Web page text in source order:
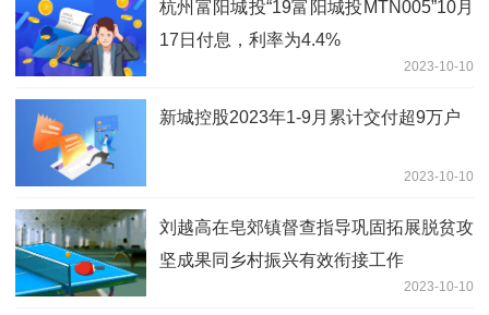
杭州富阳城投“19富阳城投MTN005”10月
17日付息，利率为4.4%
2023-10-10
新城控股2023年1-9月累计交付超9万户
2023-10-10
刘越高在皂郊镇督查指导巩固拓展脱贫攻
坚成果同乡村振兴有效衔接工作
2023-10-10